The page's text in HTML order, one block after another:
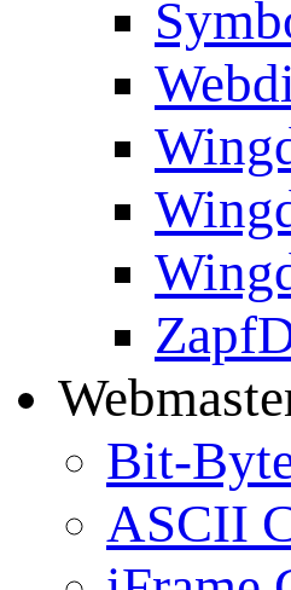
Bit-
ASCII